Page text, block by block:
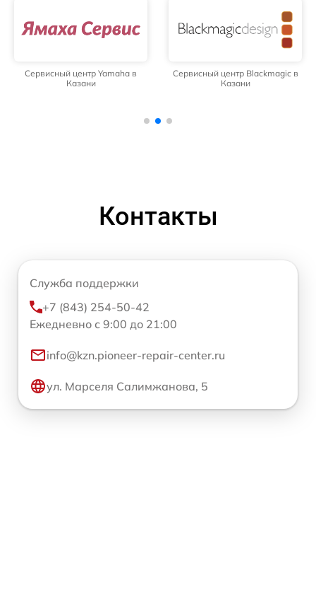
Сервисный центр Yamaha в
Казани
Сервисный центр Blackmagic в
Казани
Контакты
Служба поддержки
+7 (843) 254-50-42
Ежедневно с 9:00 до 21:00
info@kzn.pioneer-repair-center.ru
ул. Марселя Салимжанова, 5